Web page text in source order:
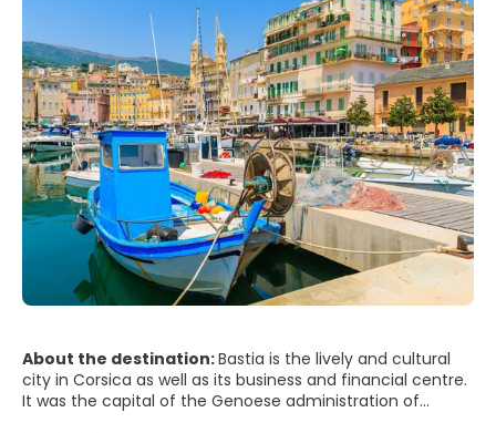
About the destination:Bastia is the lively and cultural
city in Corsica as well as its business and financial centre.
It was the capital of the Genoese administration of